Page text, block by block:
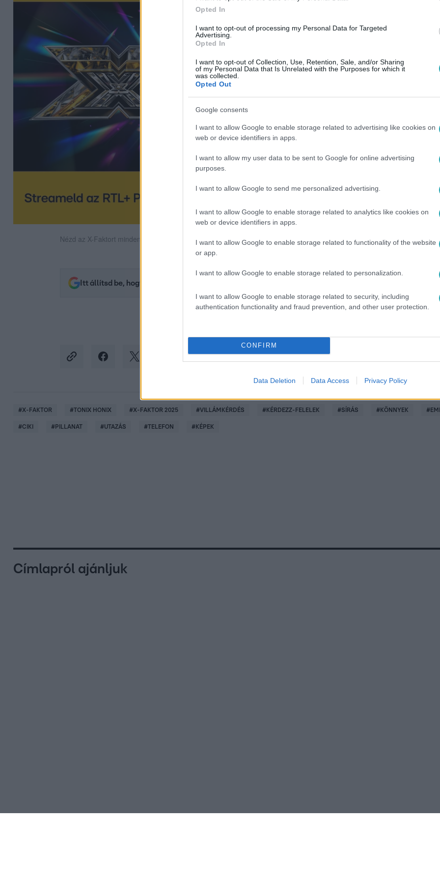
Opted In
I want to opt-out of processing my Personal Data for Targeted
Advertising.
Opted In
I want to opt-out of Collection, Use, Retention, Sale, and/or Sharing
of my Personal Data that Is Unrelated with the Purposes for which it
was collected.
Opted Out
Google consents
I want to allow Google to enable storage related to advertising like cookies on
web or device identifiers in apps.
I want to allow my user data to be sent to Google for online advertising
purposes.
I want to allow Google to send me personalized advertising.
I want to allow Google to enable storage related to analytics like cookies on
web or device identifiers in apps.
I want to allow Google to enable storage related to functionality of the website
or app.
I want to allow Google to enable storage related to personalization.
I want to allow Google to enable storage related to security, including
authentication functionality and fraud prevention, and other user protection.
CONFIRM
Data Deletion Data Access Privacy Policy
Nézd az X-Faktort minden szombat este az RTL-en vagy online RTL+ Premiumon!
Itt állítsd be, hogy az RTL.hu az elsők között legyen a Google-találatokban!
#X-FAKTOR #TONIX HONIX #X-FAKTOR 2025 #VILLÁMKÉRDÉS #KÉRDEZZ-FELELEK #SÍRÁS #KÖNNYEK #
#CIKI #PILLANAT #UTAZÁS #TELEFON #KÉPEK
Címlapról ajánljuk